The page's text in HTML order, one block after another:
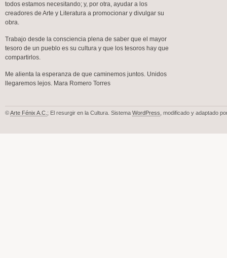
todos estamos necesitando; y, por otra, ayudar a los
creadores de Arte y Literatura a promocionar y divulgar su
obra.
Trabajo desde la consciencia plena de saber que el mayor
tesoro de un pueblo es su cultura y que los tesoros hay que
compartirlos.
Me alienta la esperanza de que caminemos juntos. Unidos
llegaremos lejos. Mara Romero Torres
©Arte Fénix A.C. ; El resurgir en la Cultura. Sistema WordPress , modificado y adaptado